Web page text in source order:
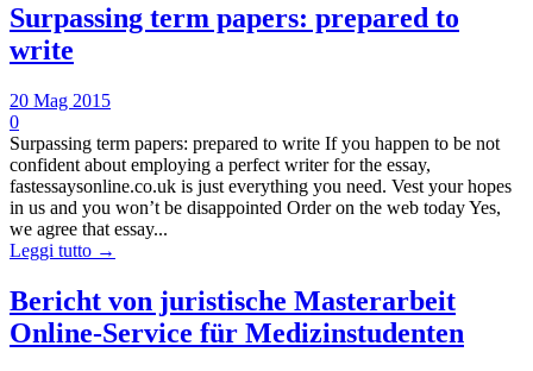
Surpassing term papers: prepared to
write
20 Mag 2015
0
Surpassing term papers: prepared to write If you happen to be not
confident about employing a perfect writer for the essay,
fastessaysonline.co.uk is just everything you need. Vest your hopes
in us and you won’t be disappointed Order on the web today Yes,
we agree that essay...
Leggi tutto →
Bericht von juristische Masterarbeit
Online-Service für Medizinstudenten